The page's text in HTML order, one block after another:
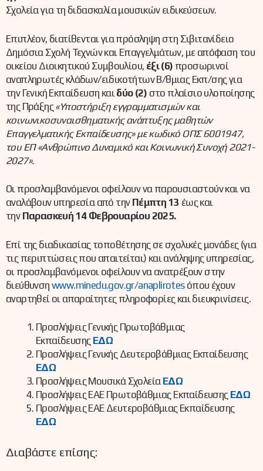
Σχολεία για τη διδασκαλία μουσικών ειδικεύσεων.
Επιπλέον, διατίθενται για πρόσληψη στη Σιβιτανίδειο
Δημόσια Σχολή Τεχνών και Επαγγελμάτων, με απόφαση του
οικείου Διοικητικού Συμβουλίου, έξι (6) προσωρινοί
αναπληρωτές κλάδων/ειδικοτήτων Β/θμιας Εκπ/σης για
την Γενική Εκπαίδευση και δύο (2) στο πλαίσιο υλοποίησης
της Πράξης «Υποστήριξη εγγραμματισμών και
κοινωνικοσυναισθηματικής ανάπτυξης μαθητών
Επαγγελματικής Εκπαίδευσης» με κωδικό ΟΠΣ 6001947,
του ΕΠ «Ανθρώπινο Δυναμικό και Κοινωνική Συνοχή 2021-
2027».
Οι προσλαμβανόμενοι οφείλουν να παρουσιαστούν και να
αναλάβουν υπηρεσία από την Πέμπτη 13 έως και
την Παρασκευή 14 Φεβρουαρίου 2025.
Επί της διαδικασίας τοποθέτησης σε σχολικές μονάδες (για
τις περιπτώσεις που απαιτείται) και ανάληψης υπηρεσίας,
οι προσλαμβανόμενοι οφείλουν να ανατρέξουν στην
διεύθυνσηwww.minedu.gov.gr/anaplirotesόπου έχουν
αναρτηθεί οι απαραίτητες πληροφορίες και διευκρινίσεις.
Προσλήψεις Γενικής Πρωτοβάθμιας
ΕκπαίδευσηςΕΔΩ
Προσλήψεις Γενικής Δευτεροβάθμιας Εκπαίδευσης
ΕΔΩ
Προσλήψεις Μουσικά Σχολεία ΕΔΩ
Προσλήψεις ΕΑΕ Πρωτοβάθμιας Εκπαίδευσης ΕΔΩ
Προσλήψεις ΕΑΕ Δευτεροβάθμιας Εκπαίδευσης
ΕΔΩ
Διαβάστε επίσης: